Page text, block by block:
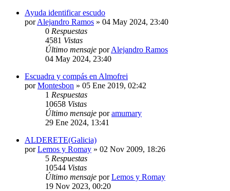
Ayuda identificar escudo
porAlejandro Ramos » 04 May 2024, 23:40
0 Respuestas
4581 Vistas
Último mensaje porAlejandro Ramos
04 May 2024, 23:40
Escuadra y compás en Almofrei
porMontesbon » 05 Ene 2019, 02:42
1 Respuestas
10658 Vistas
Último mensaje poramumary
29 Ene 2024, 13:41
ALDERETE(Galicia)
porLemos y Romay » 02 Nov 2009, 18:26
5 Respuestas
10544 Vistas
Último mensaje porLemos y Romay
19 Nov 2023, 00:20